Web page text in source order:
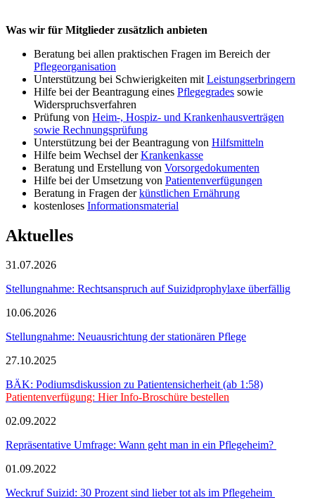
Was wir für Mitglieder zusätzlich anbieten
Beratung bei allen praktischen Fragen im Bereich der
Pflegeorganisation
Unterstützung bei Schwierigkeiten mit Leistungserbringern
Hilfe bei der Beantragung eines Pflegegrades sowie
Widerspruchsverfahren
Prüfung von Heim-, Hospiz- und Krankenhausverträgen
sowie Rechnungsprüfung
Unterstützung bei der Beantragung von Hilfsmitteln
Hilfe beim Wechsel derKrankenkasse
Beratung und Erstellung von Vorsorgedokumenten
Hilfe bei der Umsetzung von Patientenverfügungen
Beratung in Fragen derkünstlichen Ernährung
kostenloses Informationsmaterial
Aktuelles
31.07.2026
Stellungnahme: Rechtsanspruch auf Suizidprophylaxe überfällig
10.06.2026
Stellungnahme: Neuausrichtung der stationären Pflege
27.10.2025
BÄK: Podiumsdiskussion zu Patientensicherheit (ab 1:58)
Patientenverfügung: Hier Info-Broschüre bestellen
02.09.2022
Repräsentative Umfrage: Wann geht man in ein Pflegeheim?
01.09.2022
Weckruf Suizid: 30 Prozent sind lieber tot als im Pflegeheim